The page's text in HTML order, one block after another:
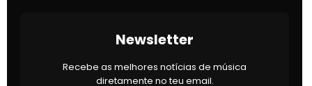
Newsletter
Recebe as melhores notícias de música
diretamente no teu email.